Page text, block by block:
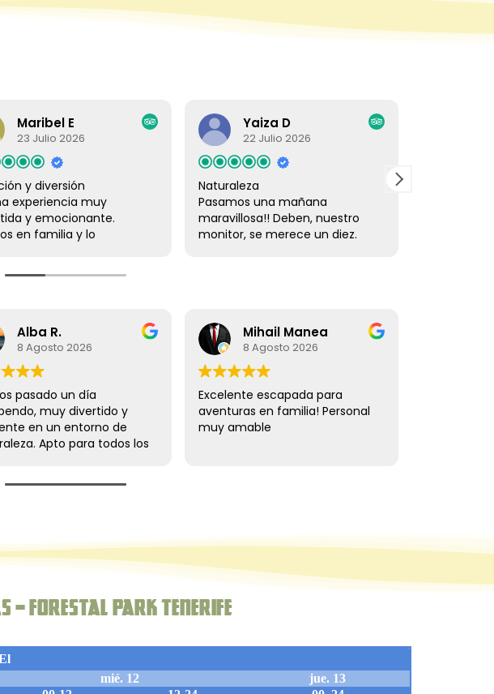
E
Julio 2026
diversión
muy
y emocionante.
familia y lo
Yaiza D
22 Julio 2026
Naturaleza
Pasamos una mañana
maravillosa!! Deben, nuestro
monitor, se merece un diez.
Repetiremos
y
de
los
Mihail Manea
8 Agosto 2026
Excelente escapada para
aventuras en familia! Personal
muy amable
Juan
Hemos disfrutado muchísimo
de la experiencia en Forestal
Las instalaciones están muy
bien cuidadas y los recorridos
son divertidos y variados, con
sea buena para todos.
– Forestal Park Tenerife